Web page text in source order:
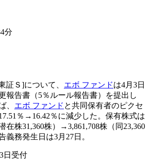
分
証Ｓ]について、 エボ ファンドは4月3日
報告書（5％ルール報告書）を提出し
、 エボ ファンド と共同保有者のピクセ
％→16.42％に減少した。保有株式は
在株31,360株）→3,861,708株（同23,360
義務発生日は3月27日。
受付